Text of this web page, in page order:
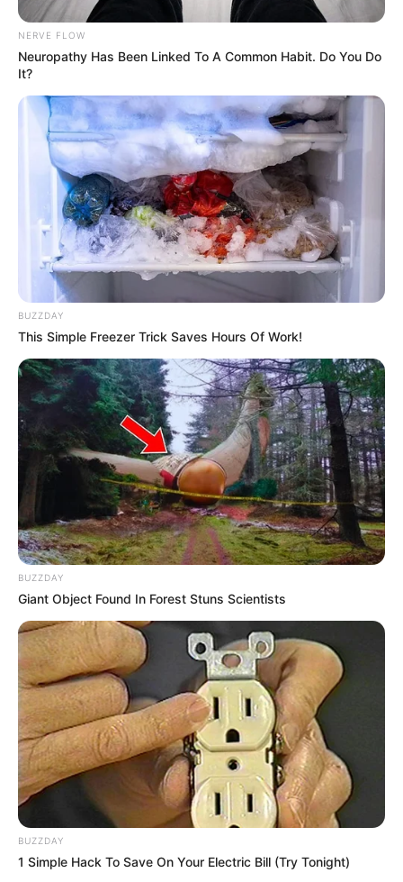
NERVE FLOW
Neuropathy Has Been Linked To A Common Habit. Do You Do
It?
BUZZDAY
This Simple Freezer Trick Saves Hours Of Work!
BUZZDAY
Giant Object Found In Forest Stuns Scientists
BUZZDAY
1 Simple Hack To Save On Your Electric Bill (Try Tonight)